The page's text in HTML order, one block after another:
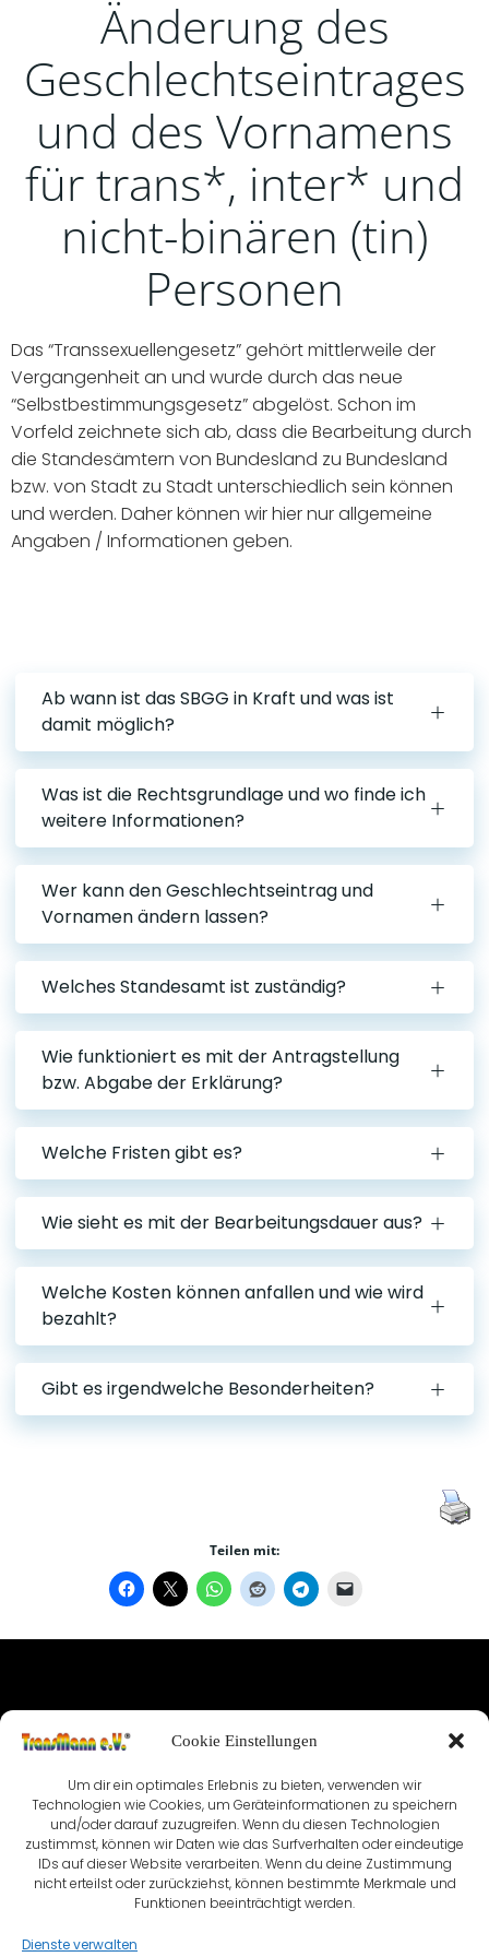
Cookie Einstellungen
Um dir ein optimales Erlebnis zu bieten, verwenden wir
Technologien wie Cookies, um Geräteinformationen zu speichern
und/oder darauf zuzugreifen. Wenn du diesen Technologien
zustimmst, können wir Daten wie das Surfverhalten oder eindeutige
IDs auf dieser Website verarbeiten. Wenn du deine Zustimmung
nicht erteilst oder zurückziehst, können bestimmte Merkmale und
Funktionen beeinträchtigt werden.
Dienste verwalten
Änderung des
Geschlechtseintrages
und des Vornamens
für trans*, inter* und
nicht-binären (tin)
Personen
Das “Transsexuellengesetz” gehört mittlerweile der
Vergangenheit an und wurde durch das neue
“Selbstbestimmungsgesetz” abgelöst. Schon im
Vorfeld zeichnete sich ab, dass die Bearbeitung durch
die Standesämtern von Bundesland zu Bundesland
bzw. von Stadt zu Stadt unterschiedlich sein können
und werden. Daher können wir hier nur allgemeine
Angaben / Informationen geben.
Ab wann ist das SBGG in Kraft und was ist
damit möglich?
Was ist die Rechtsgrundlage und wo finde ich
weitere Informationen?
Wer kann den Geschlechtseintrag und
Vornamen ändern lassen?
Welches Standesamt ist zuständig?
Wie funktioniert es mit der Antragstellung
bzw. Abgabe der Erklärung?
Welche Fristen gibt es?
Wie sieht es mit der Bearbeitungsdauer aus?
Welche Kosten können anfallen und wie wird
bezahlt?
Gibt es irgendwelche Besonderheiten?
Teilen mit:
IMPRESSUM
VEREINSSATZUNG KONTAKT
COOKIE-RICHTLINIE (EU)